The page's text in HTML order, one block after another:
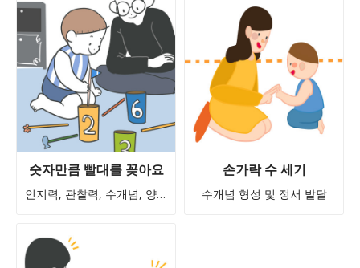
숫자만큼 빨대를 꽂아요
인지력, 관찰력, 수개념, 양개념, 소근육발달
손가락 수 세기
수개념 형성 및 정서 발달